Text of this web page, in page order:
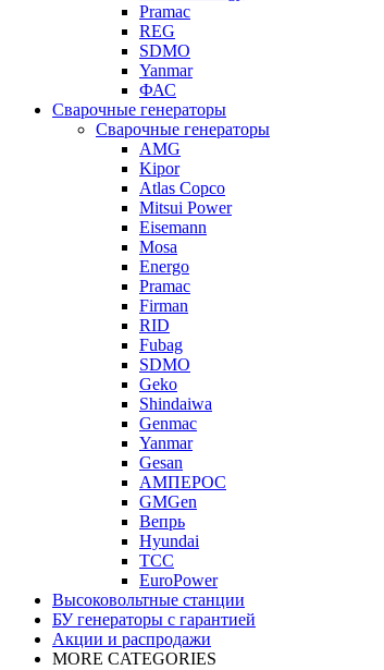
Pramac
REG
SDMO
Yanmar
ФАС
Сварочные генераторы
Сварочные генераторы
AMG
Kipor
Atlas Copco
Mitsui Power
Eisemann
Mosa
Energo
Pramac
Firman
RID
Fubag
SDMO
Geko
Shindaiwa
Genmac
Yanmar
Gesan
АМПЕРОС
GMGen
Вепрь
Hyundai
ТСС
EuroPower
Высоковольтные станции
БУ генераторы с гарантией
Акции и распродажи
MORE CATEGORIES